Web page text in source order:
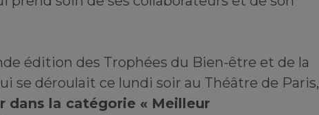
édition des Trophées du Bien-être et de la
se déroulait ce lundi soir au Théâtre de Paris,
dans la catégorie « Meilleur